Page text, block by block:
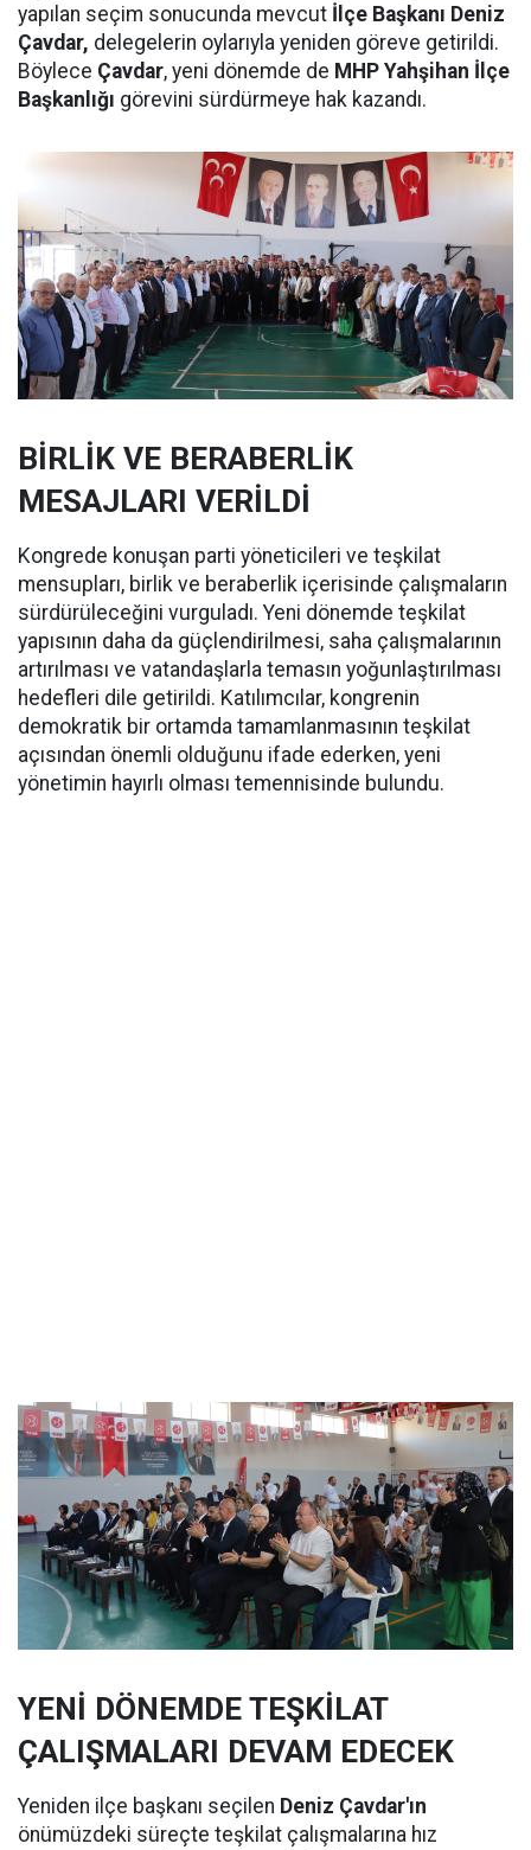
yapılan seçim sonucunda mevcut İlçe Başkanı Deniz
Çavdar, delegelerin oylarıyla yeniden göreve getirildi.
Böylece Çavdar, yeni dönemde de MHP Yahşihan İlçe
Başkanlığı görevini sürdürmeye hak kazandı.
BİRLİK VE BERABERLİK
MESAJLARI VERİLDİ
Kongrede konuşan parti yöneticileri ve teşkilat
mensupları, birlik ve beraberlik içerisinde çalışmaların
sürdürüleceğini vurguladı. Yeni dönemde teşkilat
yapısının daha da güçlendirilmesi, saha çalışmalarının
artırılması ve vatandaşlarla temasın yoğunlaştırılması
hedefleri dile getirildi. Katılımcılar, kongrenin
demokratik bir ortamda tamamlanmasının teşkilat
açısından önemli olduğunu ifade ederken, yeni
yönetimin hayırlı olması temennisinde bulundu.
YENİ DÖNEMDE TEŞKİLAT
ÇALIŞMALARI DEVAM EDECEK
Yeniden ilçe başkanı seçilen Deniz Çavdar'ın
önümüzdeki süreçte teşkilat çalışmalarına hız